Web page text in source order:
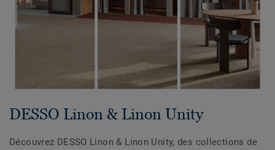
DESSO Linon & Linon Unity
Découvrez DESSO Linon & Linon Unity, des collections de